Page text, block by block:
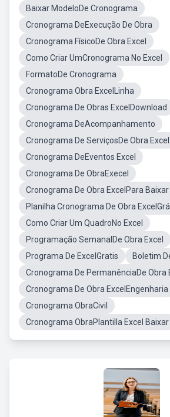
Baixar ModeloDe Cronograma
Cronograma DeExecução De Obra
Cronograma FísicoDe Obra Excel
Como Criar UmCronograma No Excel
FormatoDe Cronograma
Cronograma Obra ExcelLinha
Cronograma De Obras ExcelDownload
Cronograma DeAcompanhamento
Cronograma De ServiçosDe Obra Excel
Cronograma DeEventos Excel
Cronograma De ObraExecel
Cronograma De Obra ExcelPara Baixar
Planilha Cronograma De Obra
Como Criar Um QuadroNo Excel
Programação SemanalDe Obra Excel
Programa De ExcelGratis
Boletim
Cronograma De PermanênciaDe Obra
Cronograma De Obra ExcelEngenharia
Cronograma ObraCivil
Cronograma ObraPlantilla Excel Baixar